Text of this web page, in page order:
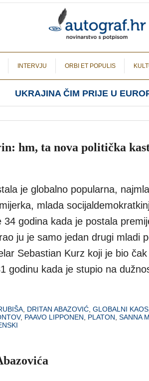
INTERVJU ORBI ET POPULIS
UKRAJINA ČIM PRIJE U
hm, ta nova politička
je globalno popularna,
mlada
34 godina kada je postala
ju je samo jedan drugi mladi
Sebastian Kurz koji je bio čak
godinu kada je stupio na
DRITAN ABAZOVIĆ GLOBALNI KAOS
, PAAVO LIPPONEN PLATON SANNA